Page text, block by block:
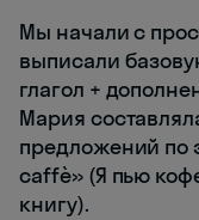
Мы начали с
выписали
глагол +
Мария
предложений по
caffè» (Я пью
книгу).